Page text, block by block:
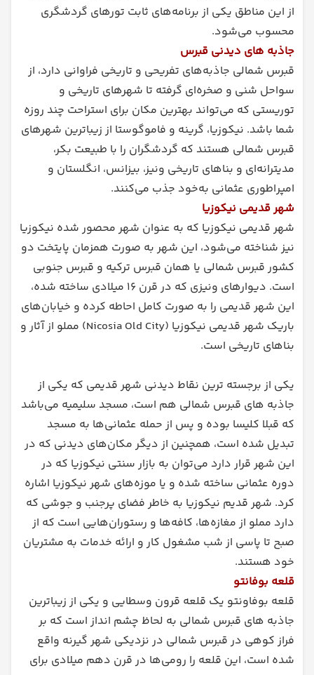
از این مناطق یکی از برنامه‌های ثابت تورهای گردشگری
محسوب می‌شود.
جاذبه های دیدنی قبرس
قبرس شمالی جاذبه‌های تفریحی و تاریخی فراوانی دارد، از
سواحل شنی و صخره‌ای گرفته تا شهرهای تاریخی و
توریستی که می‌تواند بهترین مکان برای استراحت چند روزه‌
شما باشد. نیکوزیا، گرینه و فاموگوستا از زیباترین شهرهای
قبرس شمالی هستند که گردشگران را با طبیعت بکر،
مدیترانه‌ای و بناهای تاریخی ونیز، بیزانس، انگلستان و
امپراطوری عثمانی به‌خود جذب می‌کنند.
شهر قدیمی نیکوزیا
شهر قدیمی نیکوزیا که به عنوان شهر محصور شده نیکوزیا
نیز شناخته می‌شود، این شهر به صورت همزمان پایتخت دو
کشور قبرس شمالی یا همان قبرس ترکیه و قبرس جنوبی
است. دیوارهای ونیزی که در قرن ۱۶ میلادی ساخته شده،
این شهر قدیمی را به صورت کامل احاطه کرده و خیابان‌های
باریک شهر قدیمی نیکوزیا (Nicosia Old City) مملو از آثار و
بناهای تاریخی است.
یکی از برجسته ترین نقاط دیدنی شهر قدیمی که یکی از
جاذبه های قبرس شمالی هم است، مسجد سلیمیه می‌باشد
که قبلا کلیسا بوده و پس از حمله عثمانی‌ها به مسجد
تبدیل شده است، همچنین از دیگر مکان‌های دیدنی که در
این شهر قرار دارد می‌توان به بازار سنتی نیکوزیا که در
دوره عثمانی ساخته شده و یا موزه‌های شهر نیکوزیا اشاره
کرد. شهر قدیم نیکوزیا به خاطر فضای پرجنب‌ و جوشی که
دارد مملو از مغازه‌ها، کافه‌ها و رستوران‌هایی است که از
صبح تا پاسی از شب مشغول کار و ارائه خدمات به مشتریان
خود هستند.
قلعه بوفانتو
قلعه بوفاونتو یک قلعه قرون وسطایی و یکی از زیباترین
جاذبه های قبرس شمالی به لحاظ چشم انداز است که بر
فراز کوهی در قبرس شمالی در نزدیکی شهر گیرنه واقع
شده است، این قلعه را رومی‌ها در قرن دهم میلادی برای